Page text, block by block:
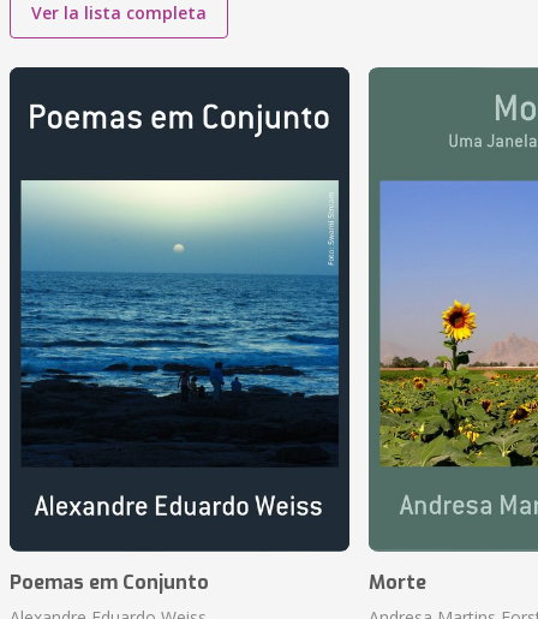
Ver la lista completa
Poemas em Conjunto Morte